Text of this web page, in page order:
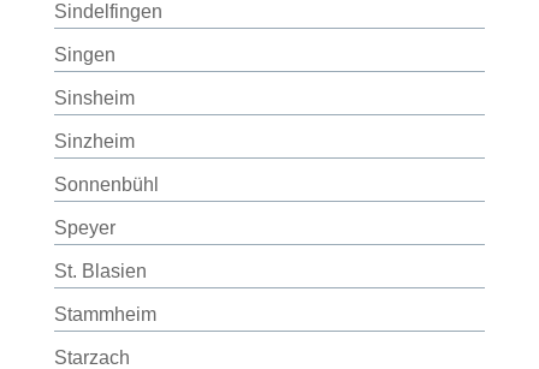
Sindelfingen
Singen
Sinsheim
Sinzheim
Sonnenbühl
Speyer
St. Blasien
Stammheim
Starzach